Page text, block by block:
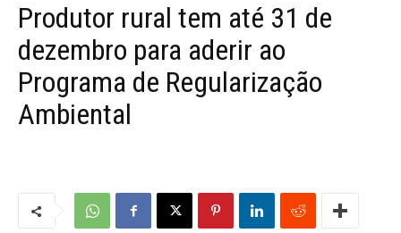
Produtor rural tem até 31 de
dezembro para aderir ao
Programa de Regularização
Ambiental